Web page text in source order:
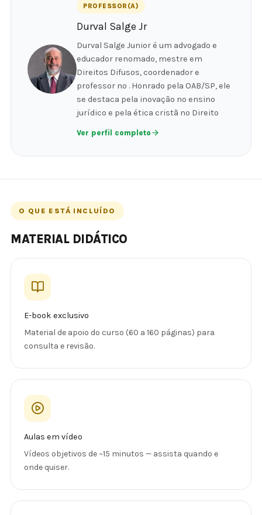
PROFESSOR(A)
Durval Salge Jr
Durval Salge Junior é um advogado e
educador renomado, mestre em
Direitos Difusos, coordenador e
professor no . Honrado pela OAB/SP, ele
se destaca pela inovação no ensino
jurídico e pela ética cristã no Direito
Ver perfil completo
O QUE ESTÁ INCLUÍDO
MATERIAL DIDÁTICO
E-book exclusivo
Material de apoio do curso (60 a 160 páginas) para
consulta e revisão.
Aulas em vídeo
Vídeos objetivos de ~15 minutos — assista quando e
onde quiser.